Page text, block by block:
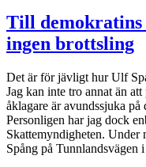
Till
ingen brottsling
Det är för jävligt hur Ulf
Jag kan inte tro annat än
åklagare är avundssjuka
Personligen har jag dock
Skattemyndigheten. Under
Spång på